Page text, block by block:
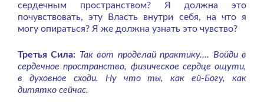
сердечным пространством? Я должна это
почувствовать, эту Власть внутри себя, на что я
могу опираться? Я же должна узнать это чувство?
Третья Сила: Так вот проделай практику…. Войди в
сердечное пространство, физическое сердце ощути,
в духовное сходи. Ну что ты, как ей-Богу, как
дитятко сейчас.